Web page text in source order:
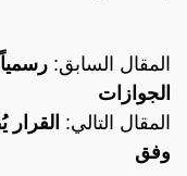
المقال السابق:
الجوازات
المقال التالي:
وفق